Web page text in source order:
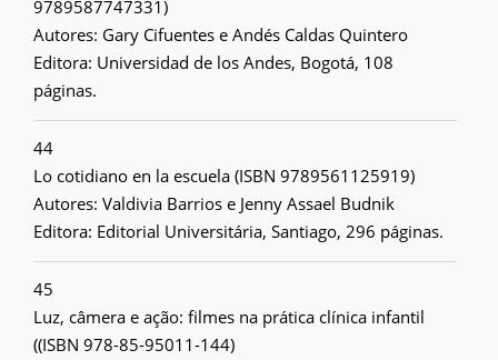
9789587747331)
Autores: Gary Cifuentes e Andés Caldas Quintero
Editora: Universidad de los Andes, Bogotá, 108
páginas.
44
Lo cotidiano en la escuela (ISBN 9789561125919)
Autores: Valdivia Barrios e Jenny Assael Budnik
Editora: Editorial Universitária, Santiago, 296 páginas.
45
Luz, câmera e ação: filmes na prática clínica infantil
((ISBN 978-85-95011-144)